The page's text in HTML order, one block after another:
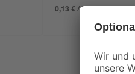
0,13 € / Kilogramm